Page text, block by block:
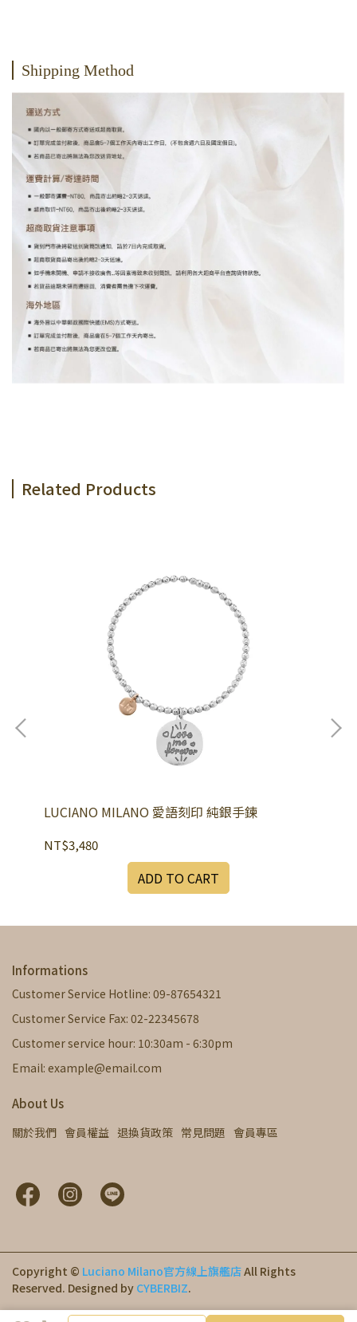
Shipping Method
Related Products
LUCIANO MILANO 愛語刻印 純銀手鍊
NT$3,480
ADD TO CART
Informations
Customer Service Hotline: 09-87654321
Customer Service Fax: 02-22345678
Customer service hour: 10:30am - 6:30pm
Email: example@email.com
About Us
關於我們 會員權益 退換貨政策 常見問題 會員專區
Copyright © Luciano Milano官方線上旗艦店All Rights
Reserved. Designed by CYBERBIZ.